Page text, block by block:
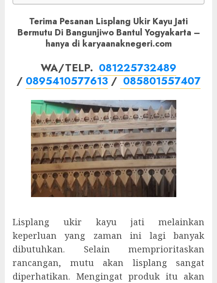
Terima Pesanan Lisplang Ukir Kayu Jati
Bermutu Di Bangunjiwo Bantul Yogyakarta –
hanya di karyaanaknegeri.com
WA/TELP. 081225732489
/ 0895410577613/085801557407
Lisplang ukir kayu jati melainkan
keperluan yang zaman ini lagi banyak
dibutuhkan. Selain memprioritaskan
rancangan, mutu akan lisplang sangat
diperhatikan. Mengingat produk itu akan